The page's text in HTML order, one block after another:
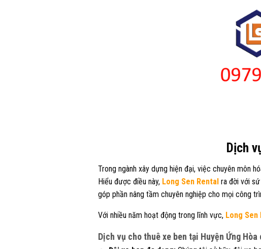
Dịch
Trong ngành xây dựng hiện đại, việc chuyên môn
Hiểu được điều này, Long Sen Rental ra đời với
góp phần nâng tầm chuyên nghiệp cho mọi công
Với nhiều năm hoạt động trong lĩnh vực, Long Sen
Dịch vụ cho thuê xe ben tại Huyện Ứng